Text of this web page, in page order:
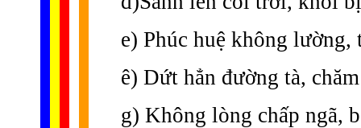
e) Phúc huệ không
ê) Dứt hẳn đường tà,
g) Không lòng chấp ngã,